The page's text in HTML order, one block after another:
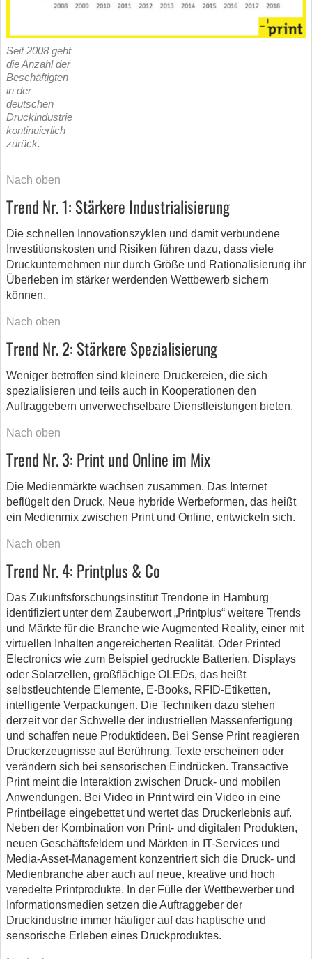
Seit 2008 geht
die Anzahl der
Beschäftigten
in der
deutschen
Druckindustrie
kontinuierlich
zurück.
Nach oben
Trend Nr. 1: Stärkere Industrialisierung
Die schnellen Innovationszyklen und damit verbundene
Investitionskosten und Risiken führen dazu, dass viele
Druckunternehmen nur durch Größe und Rationalisierung ihr
Überleben im stärker werdenden Wettbewerb sichern
können.
Nach oben
Trend Nr. 2: Stärkere Spezialisierung
Weniger betroffen sind kleinere Druckereien, die sich
spezialisieren und teils auch in Kooperationen den
Auftraggebern unverwechselbare Dienstleistungen bieten.
Nach oben
Trend Nr. 3: Print und Online im Mix
Die Medienmärkte wachsen zusammen. Das Internet
beflügelt den Druck. Neue hybride Werbeformen, das heißt
ein Medienmix zwischen Print und Online, entwickeln sich.
Nach oben
Trend Nr. 4: Printplus & Co
Das Zukunftsforschungsinstitut Trendone in Hamburg
identifiziert unter dem Zauberwort „Printplus“ weitere Trends
und Märkte für die Branche wie Augmented Reality, einer mit
virtuellen Inhalten angereicherten Realität. Oder Printed
Electronics wie zum Beispiel gedruckte Batterien, Displays
oder Solarzellen, großflächige OLEDs, das heißt
selbstleuchtende Elemente, E-Books, RFID-Etiketten,
intelligente Verpackungen. Die Techniken dazu stehen
derzeit vor der Schwelle der industriellen Massenfertigung
und schaffen neue Produktideen. Bei Sense Print reagieren
Druckerzeugnisse auf Berührung. Texte erscheinen oder
verändern sich bei sensorischen Eindrücken. Transactive
Print meint die Interaktion zwischen Druck- und mobilen
Anwendungen. Bei Video in Print wird ein Video in eine
Printbeilage eingebettet und wertet das Druckerlebnis auf.
Neben der Kombination von Print- und digitalen Produkten,
neuen Geschäftsfeldern und Märkten in IT-Services und
Media-Asset-Management konzentriert sich die Druck- und
Medienbranche aber auch auf neue, kreative und hoch
veredelte Printprodukte. In der Fülle der Wettbewerber und
Informationsmedien setzen die Auftraggeber der
Druckindustrie immer häufiger auf das haptische und
sensorische Erleben eines Druckproduktes.